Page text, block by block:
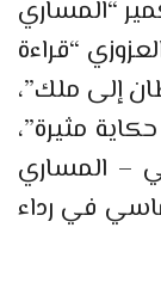
“المساري
“قراءة
إلى ملك”،
مثيرة”،
– المساري
في رداء